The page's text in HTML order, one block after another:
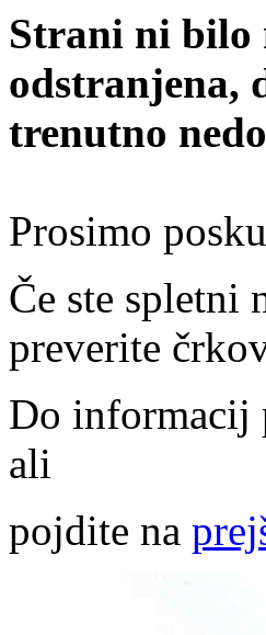
Strani ni bilo
odstranjena,
trenutno
Prosimo
Če ste
preverite
Do informacij
ali
pojdite na